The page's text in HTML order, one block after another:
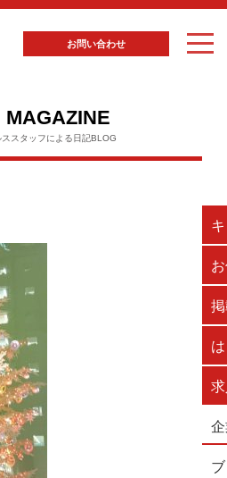
お問い合わせ
MAGAZINE
スタッフによる日記BLOG